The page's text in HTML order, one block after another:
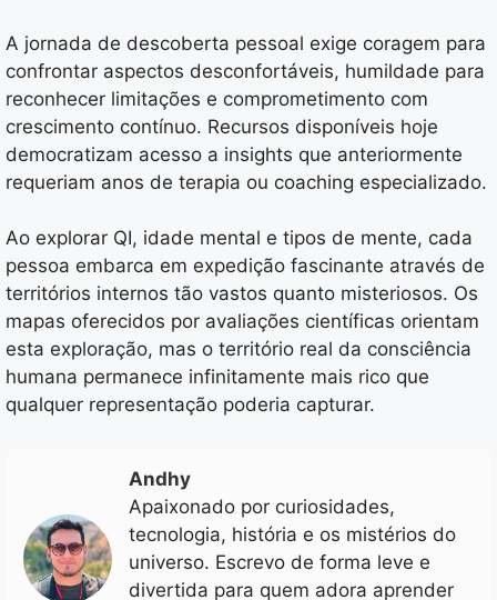
A jornada de descoberta pessoal exige coragem para
confrontar aspectos desconfortáveis, humildade para
reconhecer limitações e comprometimento com
crescimento contínuo. Recursos disponíveis hoje
democratizam acesso a insights que anteriormente
requeriam anos de terapia ou coaching especializado.
Ao explorar QI, idade mental e tipos de mente, cada
pessoa embarca em expedição fascinante através de
territórios internos tão vastos quanto misteriosos. Os
mapas oferecidos por avaliações científicas orientam
esta exploração, mas o território real da consciência
humana permanece infinitamente mais rico que
qualquer representação poderia capturar.
Andhy
Apaixonado por curiosidades,
tecnologia, história e os mistérios do
universo. Escrevo de forma leve e
divertida para quem adora aprender